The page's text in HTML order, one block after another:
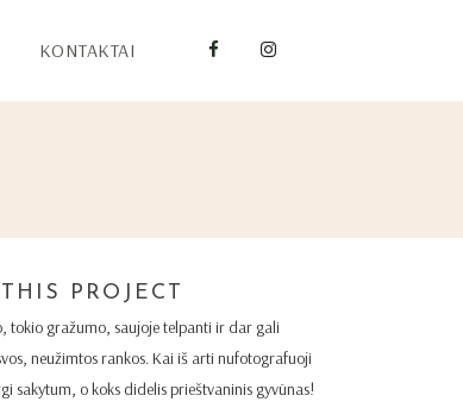
KONTAKTAI
PROJECT
tokio gražumo, saujoje telpanti ir dar gali
neužimtos rankos. Kai iš arti nufotografuoji
sakytum, o koks didelis prieštvaninis gyvūnas!